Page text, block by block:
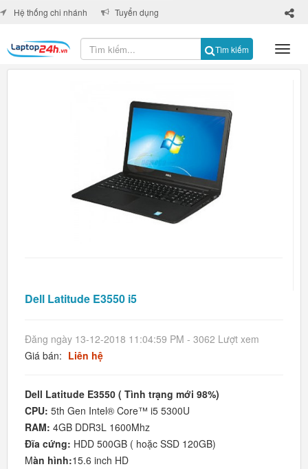
Tìm kiếm
×
Hệ thống chi nhánh Tuyển dụng
Dell Latitude E3550 i5
Đăng ngày 13-12-2018 11:04:59 PM - 3062 Lượt xem
Giá bán: Liên hệ
Dell Latitude E3550 ( Tình trạng mới 98%)
CPU: 5th Gen Intel® Core™ i5 5300U
RAM: 4GB DDR3L 1600Mhz
Đĩa cứng: HDD 500GB ( hoặc SSD 120GB)
Màn hình:15.6 inch HD